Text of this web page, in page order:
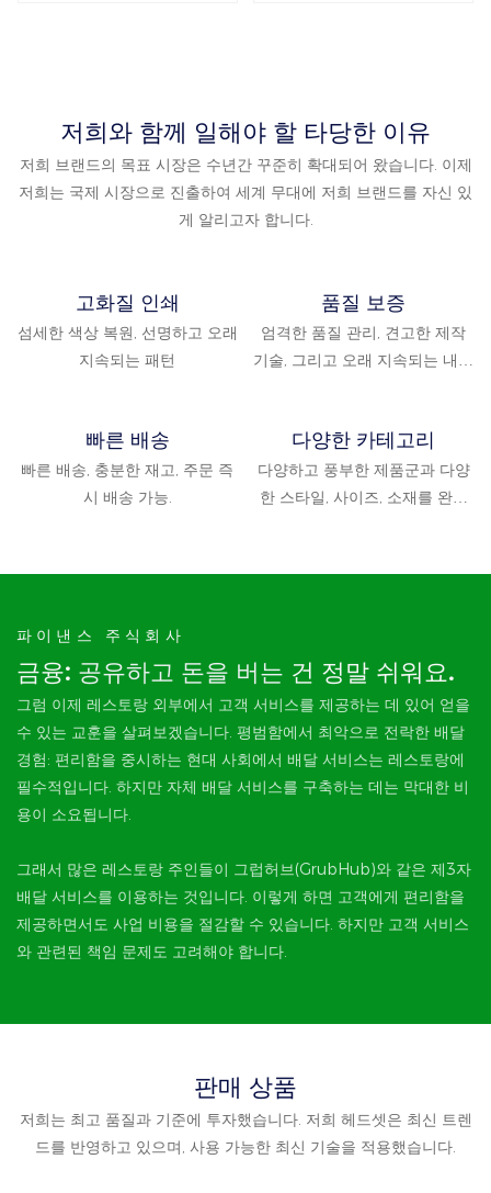
저희와 함께 일해야 할 타당한 이유
저희 브랜드의 목표 시장은 수년간 꾸준히 확대되어 왔습니다. 이제
저희는 국제 시장으로 진출하여 세계 무대에 저희 브랜드를 자신 있
게 알리고자 합니다.
고화질 인쇄
섬세한 색상 복원, 선명하고 오래
지속되는 패턴
품질 보증
엄격한 품질 관리, 견고한 제작
기술, 그리고 오래 지속되는 내구
빠른 배송
빠른 배송, 충분한 재고, 주문 즉
시 배송 가능.
다양한 카테고리
다양하고 풍부한 제품군과 다양
한 스타일, 사이즈, 소재를 완비
파이낸스 주식회사
금융: 공유하고 돈을 버는 건 정말 쉬워요.
그럼 이제 레스토랑 외부에서 고객 서비스를 제공하는 데 있어 얻을
수 있는 교훈을 살펴보겠습니다. 평범함에서 최악으로 전락한 배달
경험: 편리함을 중시하는 현대 사회에서 배달 서비스는 레스토랑에
필수적입니다. 하지만 자체 배달 서비스를 구축하는 데는 막대한 비
용이 소요됩니다.
그래서 많은 레스토랑 주인들이 그럽허브(GrubHub)와 같은 제3자
배달 서비스를 이용하는 것입니다. 이렇게 하면 고객에게 편리함을
제공하면서도 사업 비용을 절감할 수 있습니다. 하지만 고객 서비스
와 관련된 책임 문제도 고려해야 합니다.
판매 상품
저희는 최고 품질과 기준에 투자했습니다. 저희 헤드셋은 최신 트렌
드를 반영하고 있으며, 사용 가능한 최신 기술을 적용했습니다.